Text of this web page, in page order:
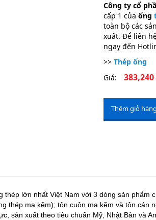
Công ty cổ
cấp 1 của ống
toàn bộ các
xuất. Để liên
ngay đến
>> Thép ống
Giá:
Thêm giỏ hàng
thép lớn nhất Việt Nam với 3 dòng sản phẩm
thép mạ kẽm); tôn cuộn mạ kẽm và tôn cán
sản xuất theo tiêu chuẩn Mỹ, Nhật Bản và